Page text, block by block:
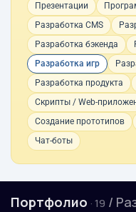
Презентации
Разработка CMS
Разработка бэкенда
Разработка игр
Разработка продукта
Скрипты / Web-
Создание прототипов
Чат-боты
Портфолио · 19 /